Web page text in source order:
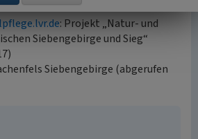
: Projekt „Natur- und
Siebengebirge und Sieg“
Siebengebirge (abgerufen